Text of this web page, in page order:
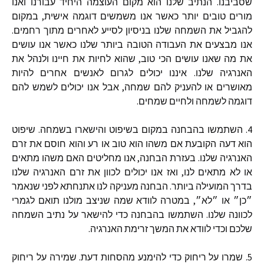
מורים טובים יותר כאשר אנו משמשים דוגמה אישית, במקום
להגביל את השמחה שלנו בניסיון לסייע לאחרים מתוך רחמים.
אנו מבצעים את העבודה הטובה ביותר שלנו כאשר אנו עושים
את מה שאנו עושים הכי טוב, שהוא לחיות את חיינו ולנהל את
האנרגיה שלנו. איננו יכולים לגרום לאנשים אחרים להיות
מאושרים או להעניק להם שמחה, אבל אנו יכולים לשמש להם
דוגמה לשמחה ולחיים שמחים.
4. השתמשו בהבחנה במקום בשיפוט והישארו בשמחה. שיפוט
הוא דעה הקובעת אם משהו הוא טוב או רע והוא חוסם את זרם
האנרגיה שלנו. בעזרת הבחנה, אנו מחליטים האם משהו מתאים
או לא מתאים לנו, ואז אנו יכולים לכוון את זרם האנרגיה שלנו
בדרך המועילה ביותר. הבחנה מעניקה לנו אתנחתא לפני שנאמר
״כן״ או ״לא״, במטרה לוודא שמה שניצב מולנו תואם לגמרי
לכוונה שלנו. השתמשו בהבחנה כדי להישאר על נתיב השמחה
שלכם וכדי לוודא את המשך זרימת האנרגיה.
5. שמרו על ריחוק כדי להימנע מהסחות דעת. שמירה על ריחוק